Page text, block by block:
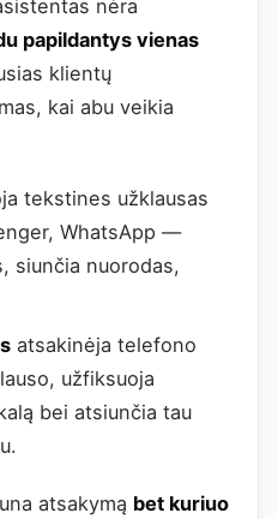
nėra
papildantys vienas
klientų
kai abu veikia
tekstines užklausas
WhatsApp —
siunčia nuorodas,
atsakinėja telefono
užfiksuoja
bei atsiunčia tau
atsakymą bet kuriuo